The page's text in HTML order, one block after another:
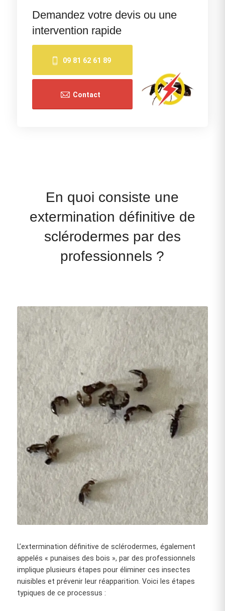
Demandez votre devis ou une
intervention rapide
09 81 62 61 89
Contact
En quoi consiste une
extermination définitive de
sclérodermes par des
professionnels ?
L’extermination définitive de sclérodermes, également
appelés « punaises des bois », par des professionnels
implique plusieurs étapes pour éliminer ces insectes
nuisibles et prévenir leur réapparition. Voici les étapes
typiques de ce processus :